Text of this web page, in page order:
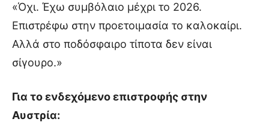
«Όχι. Έχω συμβόλαιο μέχρι το 2026.
Επιστρέφω στην προετοιμασία το καλοκαίρι.
Αλλά στο ποδόσφαιρο τίποτα δεν είναι
σίγουρο.»
Για το ενδεχόμενο επιστροφής στην
Αυστρία: